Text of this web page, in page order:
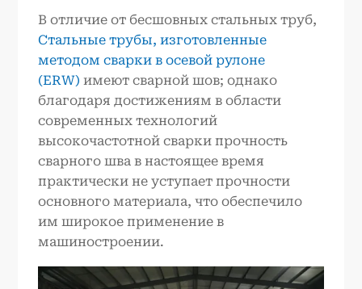
В отличие от бесшовных стальных труб,
Стальные трубы, изготовленные
методом сварки в осевой рулоне
(ERW) имеют сварной шов; однако
благодаря достижениям в области
современных технологий
высокочастотной сварки прочность
сварного шва в настоящее время
практически не уступает прочности
основного материала, что обеспечило
им широкое применение в
машиностроении.